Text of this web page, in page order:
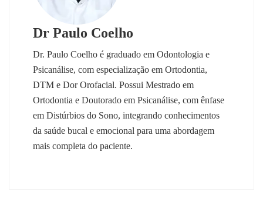
Dr Paulo Coelho
Dr. Paulo Coelho é graduado em Odontologia e
Psicanálise, com especialização em Ortodontia,
DTM e Dor Orofacial. Possui Mestrado em
Ortodontia e Doutorado em Psicanálise, com ênfase
em Distúrbios do Sono, integrando conhecimentos
da saúde bucal e emocional para uma abordagem
mais completa do paciente.